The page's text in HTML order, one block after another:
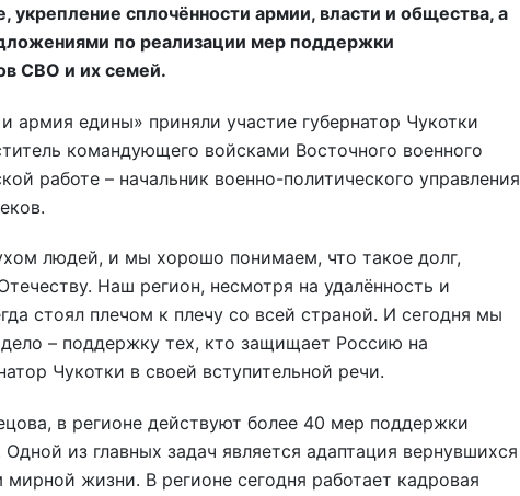
укрепление сплочённости армии, власти и общества, а
по реализации мер поддержки
СВО и их семей.
армия едины» приняли участие губернатор Чукотки
командующего войсками Восточного военного
работе – начальник военно-политического управления
людей, и мы хорошо понимаем, что такое долг,
Наш регион, несмотря на удалённость и
стоял плечом к плечу со всей страной. И сегодня мы
– поддержку тех, кто защищает Россию на
Чукотки в своей вступительной речи.
в регионе действуют более 40 мер поддержки
из главных задач является адаптация вернувшихся
жизни. В регионе сегодня работает кадровая